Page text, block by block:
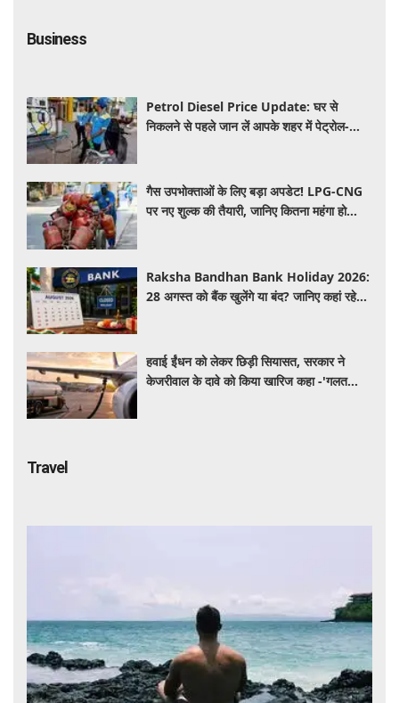
Business
Petrol Diesel Price Update: घर से
निकलने से पहले जान लें आपके शहर में पेट्रोल-
गैस उपभोक्ताओं के लिए बड़ा अपडेट! LPG-CNG
पर नए शुल्क की तैयारी, जानिए कितना महंगा हो
Raksha Bandhan Bank Holiday 2026:
28 अगस्त को बैंक खुलेंगे या बंद? जानिए कहां रहेगी
हवाई ईंधन को लेकर छिड़ी सियासत, सरकार ने
केजरीवाल के दावे को किया खारिज कहा -'गलत
Travel